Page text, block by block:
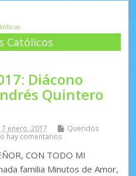
Católicos
Diácono
Quintero
7 enero, 2017
Queridos
hay comentarios
CON TODO MI
familia Minutos de Amor,